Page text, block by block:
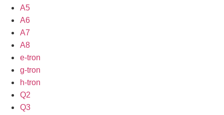
A5
A6
A7
A8
e-tron
g-tron
h-tron
Q2
Q3